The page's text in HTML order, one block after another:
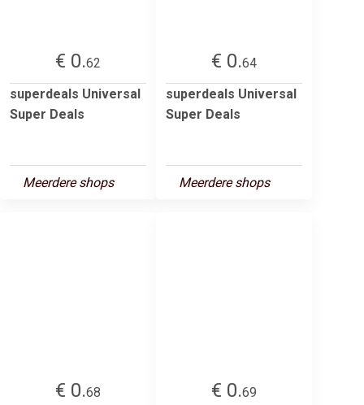
€ 0.62
superdeals Universal
Super Deals
Meerdere shops
€ 0.64
superdeals Universal
Super Deals
Meerdere shops
€ 0.68
€ 0.69